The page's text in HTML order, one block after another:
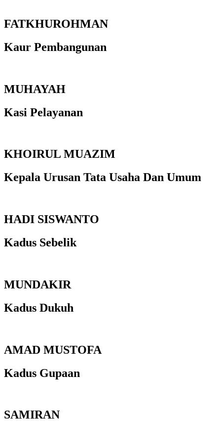
FATKHUROHMAN
Kaur Pembangunan
MUHAYAH
Kasi Pelayanan
KHOIRUL MUAZIM
Kepala Urusan Tata Usaha Dan Umum
HADI SISWANTO
Kadus Sebelik
MUNDAKIR
Kadus Dukuh
AMAD MUSTOFA
Kadus Gupaan
SAMIRAN